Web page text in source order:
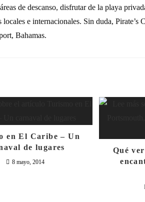
de descanso, disfrutar de la playa
e internacionales. Sin duda, Pirate’s
Bahamas.
en El Caribe – Un
de lugares
8 mayo, 2014
Qué